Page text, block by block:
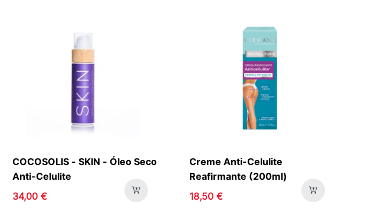
COCOSOLIS - SKIN - Óleo Seco
Anti-Celulite
34,00 €
Creme Anti-Celulite
Reafirmante (200ml)
18,50 €